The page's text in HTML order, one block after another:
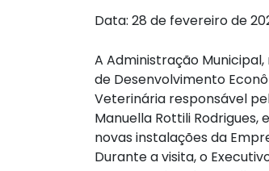
Data: 28 de fevereiro de
A Administração
de Desenvolvimento
Veterinária responsável
Manuella Rottili
novas instalações da
Durante a visita, o